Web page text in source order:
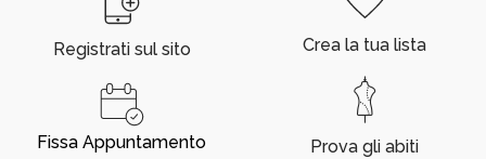
Registrati sul sito
Fissa Appuntamento
Crea la tua lista
Prova gli abiti